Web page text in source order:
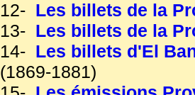
12- Les billets de la
13- Les billets de la
14- Les billets d'El
(1869-1881)